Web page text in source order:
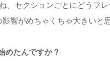
。セクションごとにどうフ
響がめちゃくちゃ大きいと
めたんですか？